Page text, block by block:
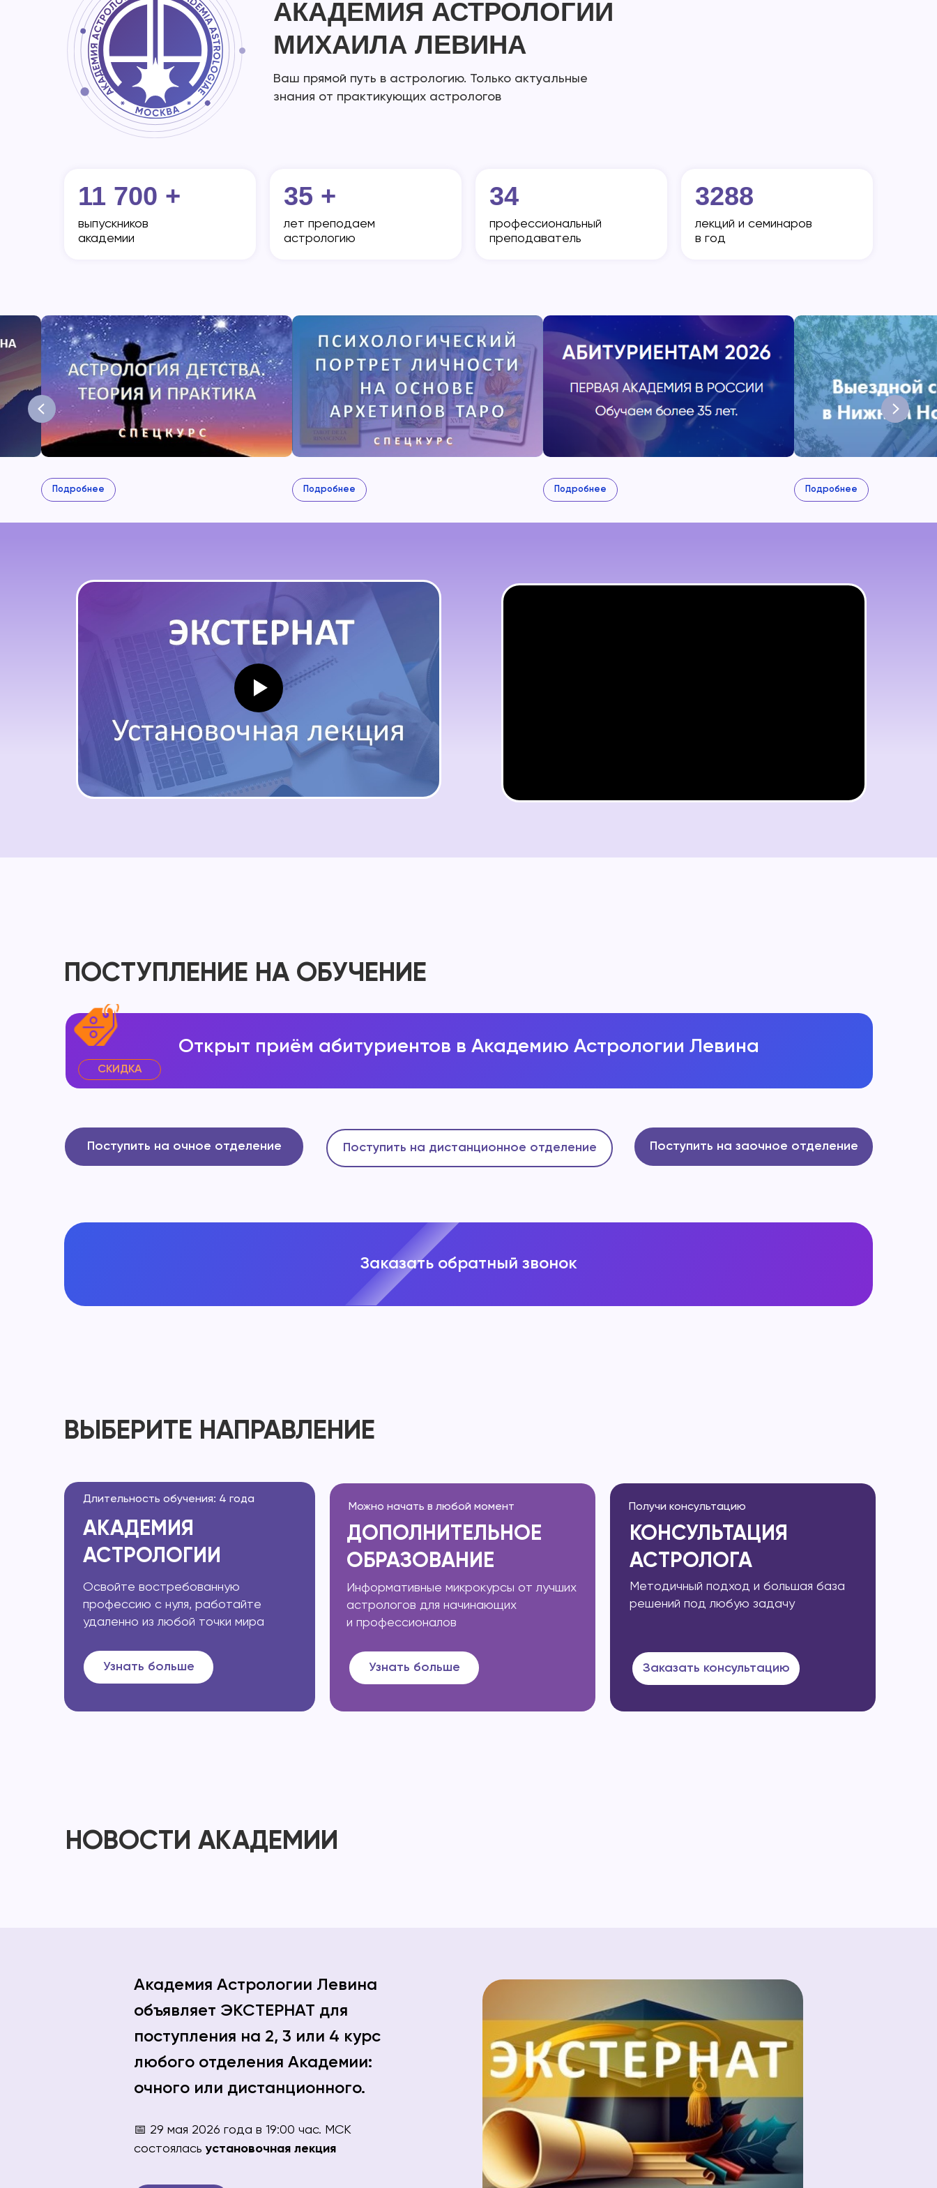
АКАДЕМИЯ АСТРОЛОГИИ
МИХАИЛА ЛЕВИНА
35 +
11 700 + 3288
34
выпускников
академии
лет преподаем
астрологию
профессиональный
преподаватель
лекций и семинаров
в год
Ваш прямой путь в астрологию. Только актуальные
знания от практикующих астрологов
Подробнее Подробнее Подробнее Подробнее
ПОСТУПЛЕНИЕ НА ОБУЧЕНИЕ
Поступить на очное отделение Поступить на дистанционное отделение Поступить на заочное отделение
Открыт приём абитуриентов в Академию Астрологии Левина
СКИДКА
Заказать обратный звонок
ВЫБЕРИТЕ НАПРАВЛЕНИЕ
Информативные микрокурсы от лучших
астрологов для начинающих
и профессионалов
Узнать больше
Можно начать в любой момент
ДОПОЛНИТЕЛЬНОЕ
ОБРАЗОВАНИЕ
КОНСУЛЬТАЦИЯ
АСТРОЛОГА
Получи консультацию
Методичный подход и большая база
решений под любую задачу
Заказать консультацию
АКАДЕМИЯ
АСТРОЛОГИИ
Длительность обучения: 4 года
Освойте востребованную
профессию с нуля, работайте
удаленно из любой точки мира
Узнать больше
НОВОСТИ АКАДЕМИИ
Академия Астрологии Левина
объявляет ЭКСТЕРНАТ для
поступления на 2, 3 или 4 курс
любого отделения Академии:
очного или дистанционного.
📅 29 мая 2026 года в 19:00 час. МСК
состояласьустановочная лекция